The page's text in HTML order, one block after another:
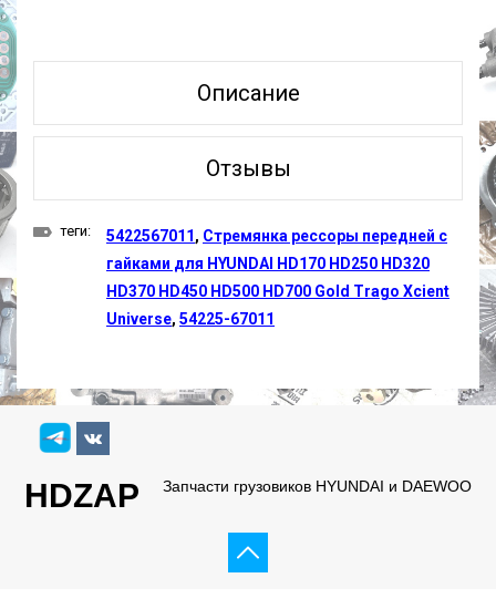
Описание
Отзывы
теги: 5422567011, Стремянка рессоры передней с
гайками для HYUNDAI HD170 HD250 HD320
HD370 HD450 HD500 HD700 Gold Trago Xcient
Universe, 54225-67011
HDZAP Запчасти грузовиков HYUNDAI и DAEWOO